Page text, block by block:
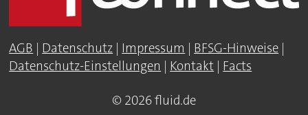
AGB | Datenschutz | Impressum | BFSG-Hinweise |
Datenschutz-Einstellungen | Kontakt | Facts
© 2026 fluid.de